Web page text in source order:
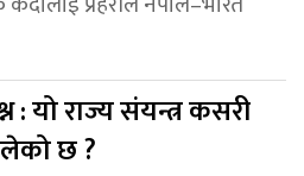
: यो राज्य संयन्त्र कसरी
छ ?